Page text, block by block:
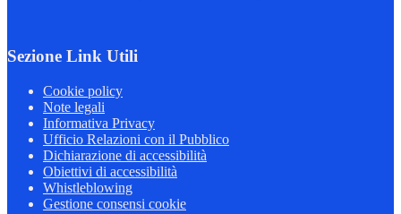
Sezione Link Utili
Cookie policy
Note legali
Informativa Privacy
Ufficio Relazioni con il Pubblico
Dichiarazione di accessibilità
Obiettivi di accessibilità
Whistleblowing
Gestione consensi cookie